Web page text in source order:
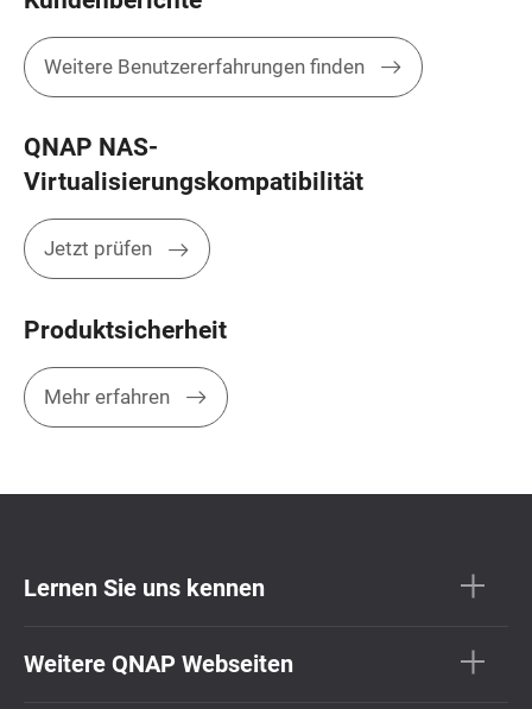
Weitere Benutzererfahrungen finden
QNAP NAS-
Virtualisierungskompatibilität
Jetzt prüfen
Produktsicherheit
Mehr erfahren
Lernen Sie uns kennen
Weitere QNAP Webseiten